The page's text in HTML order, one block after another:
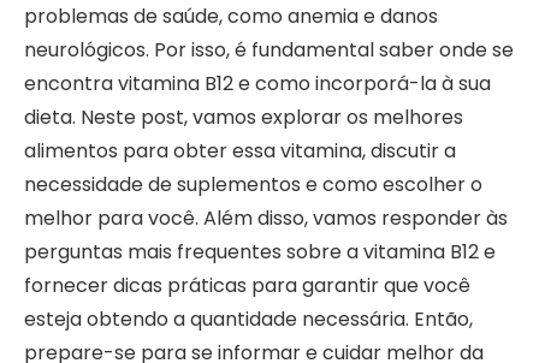
problemas de saúde, como anemia e danos
neurológicos. Por isso, é fundamental saber onde se
encontra vitamina B12 e como incorporá-la à sua
dieta. Neste post, vamos explorar os melhores
alimentos para obter essa vitamina, discutir a
necessidade de suplementos e como escolher o
melhor para você. Além disso, vamos responder às
perguntas mais frequentes sobre a vitamina B12 e
fornecer dicas práticas para garantir que você
esteja obtendo a quantidade necessária. Então,
prepare-se para se informar e cuidar melhor da